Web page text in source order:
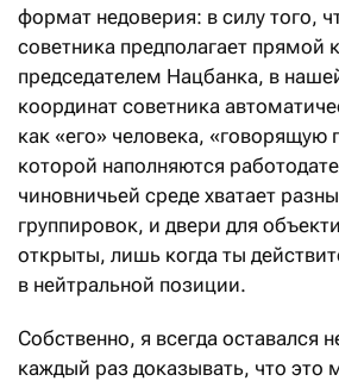
формат недоверия: в силу того,
советника предполагает прямой
председателем Нацбанка, в
координат советника
как «его» человека, «говорящую
которой наполняются
чиновничьей среде хватает
группировок, и двери для
открыты, лишь когда ты
в нейтральной позиции.
Собственно, я всегда оставался
каждый раз доказывать, что это